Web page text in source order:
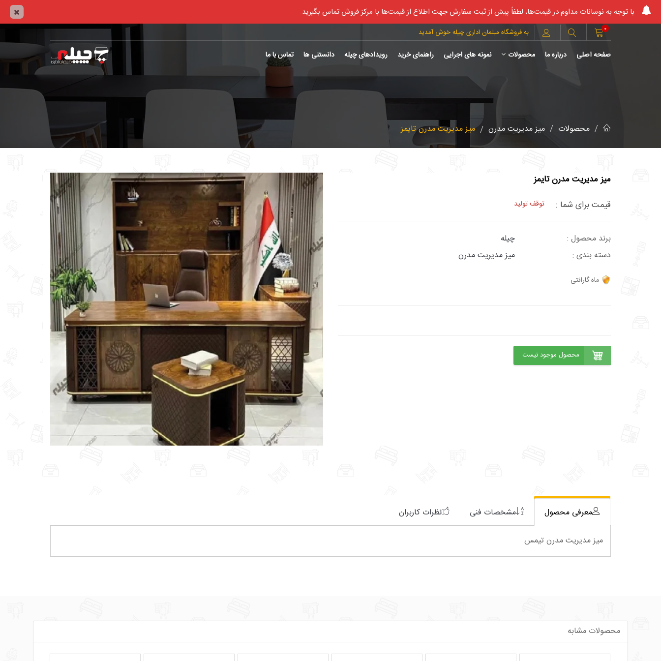
با توجه به نوسانات مداوم در قیمت‌ها، لطفاً پیش از ثبت سفارش جهت اطلاع از قیمت‌ها با مرکز فروش تماس بگیرید.
به فروشگاه مبلمان اداری چیله خوش آمدید 0
صفحه اصلی درباره ما محصولات نمونه های اجرایی راهنمای خرید رویدادهای چیله دانستنی ها تماس با ما
محصولات میز مدیریت مدرن میز مدیریت مدرن تایمز
میز مدیریت مدرن تایمز
قیمت برای شما :
توقف تولید
برند محصول :
چیله
دسته بندی :
میز مدیریت مدرن
ماه گارانتی
معرفی محصول مشخصات فنی نظرات کاربران
میز مدیریت مدرن تیمس
محصولات مشابه